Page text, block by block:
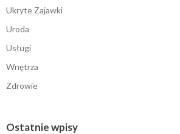
Ukryte Zajawki
Uroda
Usługi
Wnętrza
Zdrowie
Ostatnie wpisy